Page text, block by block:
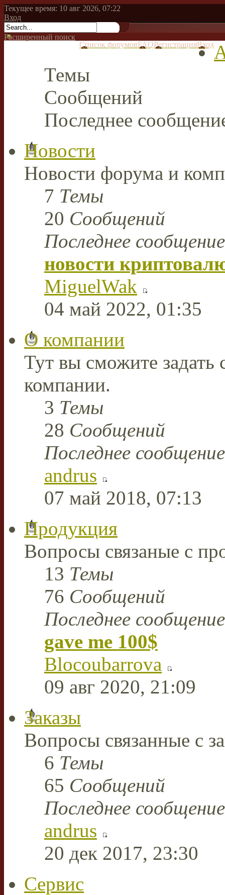
Текущее время: 10 авг 2026, 07:22
Вход
Расширенный поиск
Список форумовFAQРегистрацияВход
Темы
Сообщений
Последнее
Новости
Новости форума и
7 Темы
20 Сообщений
Последнее сообщение
новости
MiguelWak
04 май 2022, 01:35
О компании
Тут вы сможите
компании.
3 Темы
28 Сообщений
Последнее сообщение
andrus
07 май 2018, 07:13
Продукция
Вопросы связаные с
13 Темы
76 Сообщений
Последнее сообщение
gave me 100$
Blocoubarrova
09 авг 2020, 21:09
Заказы
Вопросы связанные с
6 Темы
65 Сообщений
Последнее сообщение
andrus
20 дек 2017, 23:30
Сервис